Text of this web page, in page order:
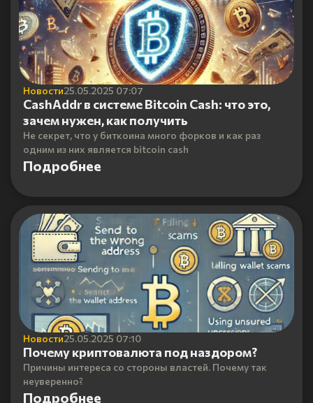
Новости25.05.2025 07:07
CashAddr в системе Bitcoin Cash: что это,
зачем нужен, как получить
Не секрет, что у биткоина много форков и как раз
одним из них является bitcoin cash
Подробнее
Новости25.05.2025 07:10
Почему криптовалюта под наздором?
Причины интереса со стороны властей. Почему так
неуверенно?
Подробнее